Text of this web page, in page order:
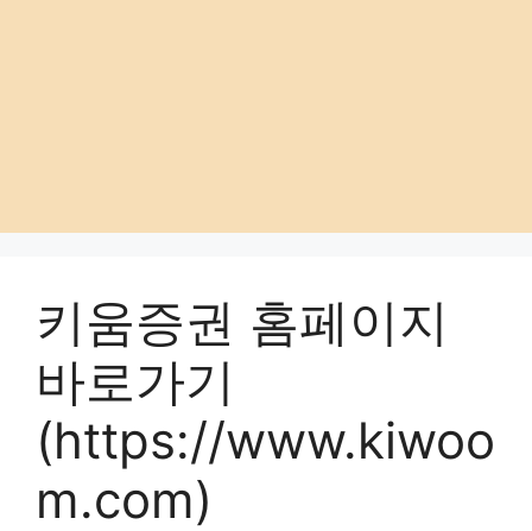
키움증권 홈페이지
바로가기
(https://www.kiwoo
m.com)